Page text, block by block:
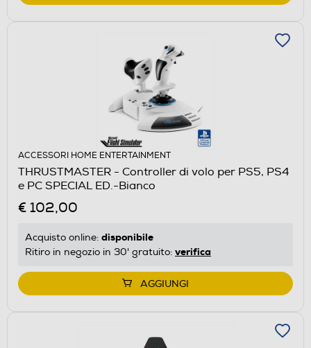
ACCESSORI HOME ENTERTAINMENT
THRUSTMASTER - Controller di volo per PS5, PS4
e PC SPECIAL ED.-Bianco
€ 102,00
Acquisto online: disponibile
Ritiro in negozio in 30' gratuito: verifica
AGGIUNGI